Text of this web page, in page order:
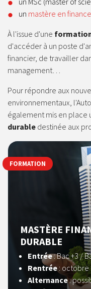
un mastère en
À l'issue d'une
d'accéder à un poste
financier, de travailler
management…
Pour répondre aux
environnementaux,
également mis en place
durable destinée aux
MASTÈRE
DURABLE
Entrée: Bac +3 /
Rentrée : octobre
Alternance:
FORMATION